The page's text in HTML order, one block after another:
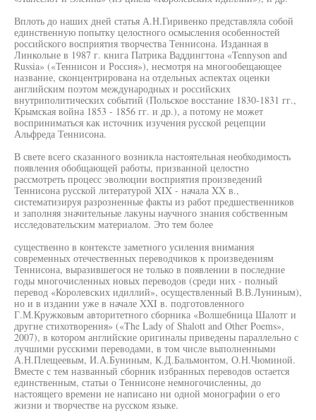
Вплоть до наших дней статья А.Н.Гиривенко представляла собой
единственную попытку целостного осмысления особенностей
российского восприятия творчества Теннисона. Изданная в
Линкольне в 1987 г. книга Патрика Ваддингтона «Tennyson and
Russia» («Теннисон и Россия»), несмотря на многообещающее
название, сконцентрирована на отдельных аспектах оценки
английским поэтом международных и российских
внутриполитических событий (Польское восстание 1830-1831 гг.,
Крымская война 1853 - 1856 гг. и др.), а потому не может
восприниматься как источник изучения русской рецепции
Альфреда Теннисона.
В свете всего сказанного возникла настоятельная необходимость
появления обобщающей работы, призванной целостно
рассмотреть процесс эволюции восприятия произведений
Теннисона русской литературой XIX - начала XX в.,
систематизируя разрозненные факты из работ предшественников
и заполняя значительные лакуны научного знания собственным
исследовательским материалом. Это тем более
существенно в контексте заметного усиления внимания
современных отечественных переводчиков к произведениям
Теннисона, выразившегося не только в появлении в последние
годы многочисленных новых переводов (среди них - полный
перевод «Королевских идиллий», осуществленный В.В.Луниным),
но и в издании уже в начале XXI в. подготовленного
Г.М.Кружковым авторитетного сборника «Волшебница Шалотг и
другие стихотворения» («The Lady of Shalott and Other Poems»,
2007), в котором английские оригиналы приведены параллельно с
лучшими русскими переводами, в том числе выполненными
А.Н.Плещеевым, И.А.Буниным, К.Д.Бальмонтом, О.Н.Чюминой.
Вместе с тем названный сборник избранных переводов остается
единственным, статьи о Теннисоне немногочисленны, до
настоящего времени не написано ни одной монографии о его
жизни и творчестве на русском языке.